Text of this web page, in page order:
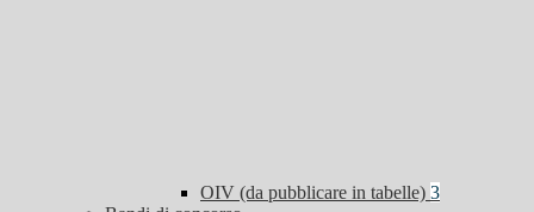
OIV (da pubblicare in tabelle) 3